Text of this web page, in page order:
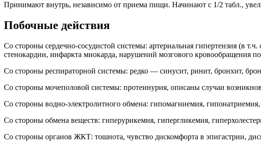
Принимают внутрь, независимо от приема пищи. Начинают с 1/2 табл.,
Побочные действия
Со стороны сердечно-сосудистой системы: артериальная гипертензия (в
стенокардии, инфаркта миокарда, нарушений мозгового кровообращения
Со стороны респираторной системы: редко — синусит, ринит, бронхит,
Со стороны мочеполовой системы: протеинурия, описаны случаи
Со стороны водно-электролитного обмена: гипомагниемия,
Со стороны обмена веществ: гиперурикемия, гипергликемия,
Со стороны органов ЖКТ: тошнота, чувство дискомфорта в эпигастрии,